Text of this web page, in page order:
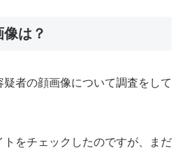
は？
者の顔画像について調査をして
をチェックしたのですが、まだ